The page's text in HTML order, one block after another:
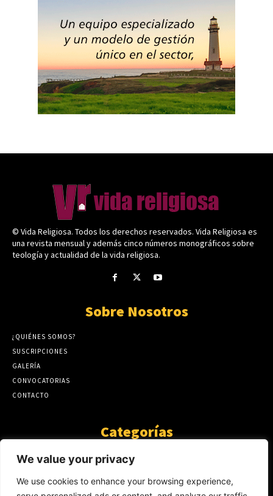
We value your privacy
We use cookies to enhance your browsing experience,
© Vida Religiosa. Todos los derechos reservados. Vida Religiosa es
una revista mensual y además cinco números monográficos sobre
teología y actualidad de la vida religiosa.
Sobre Nosotros
¿QUIÉNES SOMOS?
SUSCRIPCIONES
GALERÍA
CONVOCATORIAS
CONTACTO
Categorías
ARTÍCULOS
GUANTE DE SEDA
AL CALOR DE LA PALABRA